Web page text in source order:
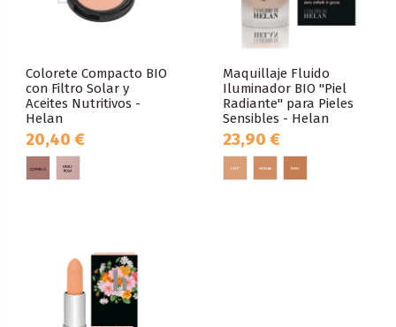
Colorete Compacto BIO
con Filtro Solar y
Aceites Nutritivos -
Helan
20,40 €
Maquillaje Fluido
Iluminador BIO "Piel
Radiante" para Pieles
Sensibles - Helan
23,90 €